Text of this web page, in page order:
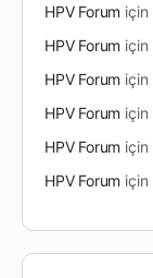
HPV Forum için
HPV Forum için
HPV Forum için
HPV Forum için
HPV Forum için
HPV Forum için